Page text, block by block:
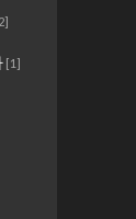
2]
[1]